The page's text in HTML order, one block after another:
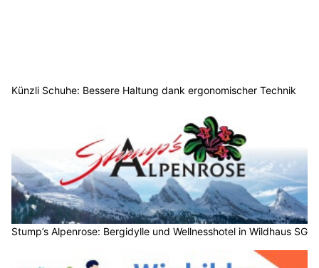
Künzli Schuhe: Bessere Haltung dank ergonomischer Technik
Stump’s Alpenrose: Bergidylle und Wellnesshotel in Wildhaus SG